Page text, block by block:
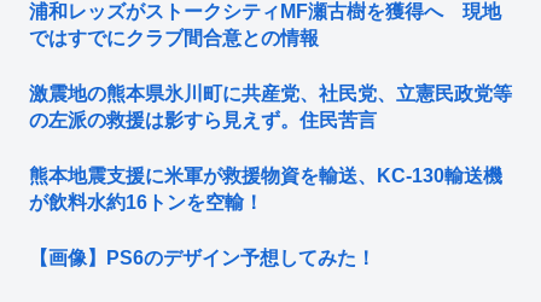
浦和レッズがストークシティMF瀬古樹を獲得へ 現地
ではすでにクラブ間合意との情報
激震地の熊本県氷川町に共産党、社民党、立憲民政党等
の左派の救援は影すら見えず。住民苦言
熊本地震支援に米軍が救援物資を輸送、KC-130輸送機
が飲料水約16トンを空輸！
【画像】PS6のデザイン予想してみた！